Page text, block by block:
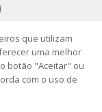
vídeo podcast
que utilizam
uma melhor
botão "Aceitar" ou
com o uso de